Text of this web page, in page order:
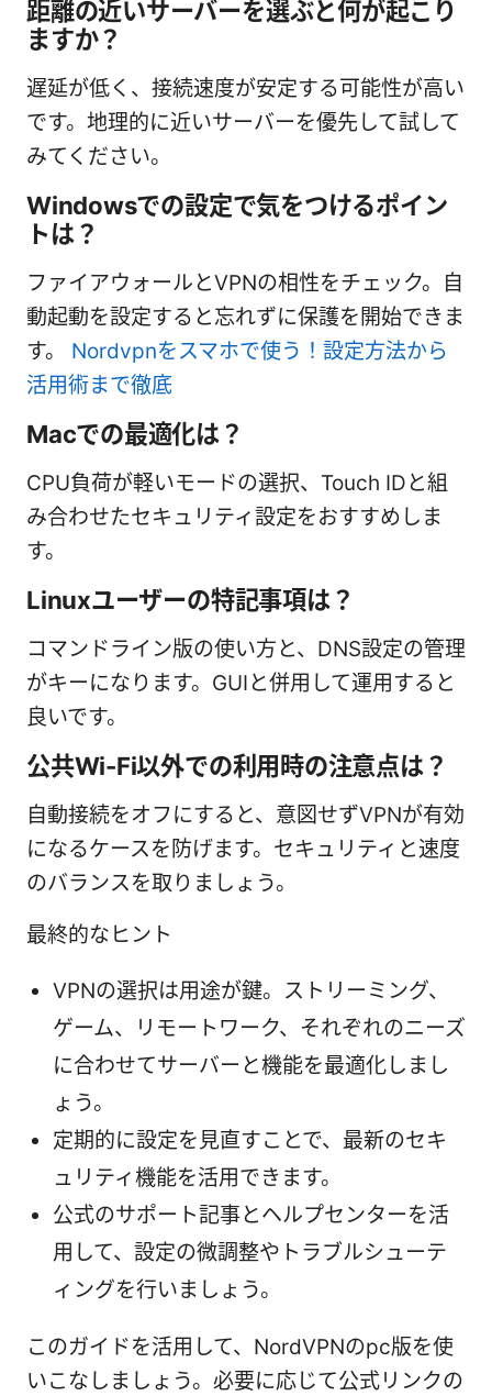
距離の近いサーバーを選ぶと何が起こり
ますか？
遅延が低く、接続速度が安定する可能性が高い
です。地理的に近いサーバーを優先して試して
みてください。
Windowsでの設定で気をつけるポイン
トは？
ファイアウォールとVPNの相性をチェック。自
動起動を設定すると忘れずに保護を開始できま
す。 Nordvpnをスマホで使う！設定方法から
活用術まで徹底
Macでの最適化は？
CPU負荷が軽いモードの選択、Touch IDと組
み合わせたセキュリティ設定をおすすめしま
す。
Linuxユーザーの特記事項は？
コマンドライン版の使い方と、DNS設定の管理
がキーになります。GUIと併用して運用すると
良いです。
公共Wi-Fi以外での利用時の注意点は？
自動接続をオフにすると、意図せずVPNが有効
になるケースを防げます。セキュリティと速度
のバランスを取りましょう。
最終的なヒント
VPNの選択は用途が鍵。ストリーミング、
ゲーム、リモートワーク、それぞれのニーズ
に合わせてサーバーと機能を最適化しまし
ょう。
定期的に設定を見直すことで、最新のセキ
ュリティ機能を活用できます。
公式のサポート記事とヘルプセンターを活
用して、設定の微調整やトラブルシューテ
ィングを行いましょう。
このガイドを活用して、NordVPNのpc版を使
いこなしましょう。必要に応じて公式リンクの